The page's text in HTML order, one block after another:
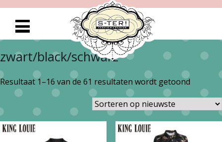
zwart/black/schwarz
Resultaat 1–16 van de 61 resultaten wordt getoond
op